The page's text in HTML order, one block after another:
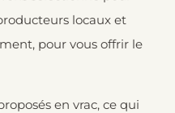
locaux et
pour vous offrir le
en vrac, ce qui